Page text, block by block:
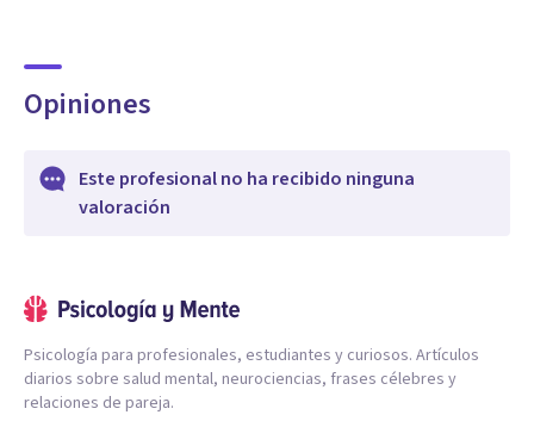
Opiniones
Este profesional no ha recibido ninguna
valoración
Psicología para profesionales, estudiantes y curiosos. Artículos
diarios sobre salud mental, neurociencias, frases célebres y
relaciones de pareja.